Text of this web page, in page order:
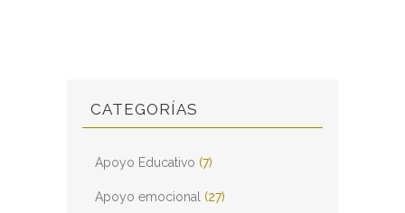
CATEGORÍAS
Apoyo Educativo (7)
Apoyo emocional (27)